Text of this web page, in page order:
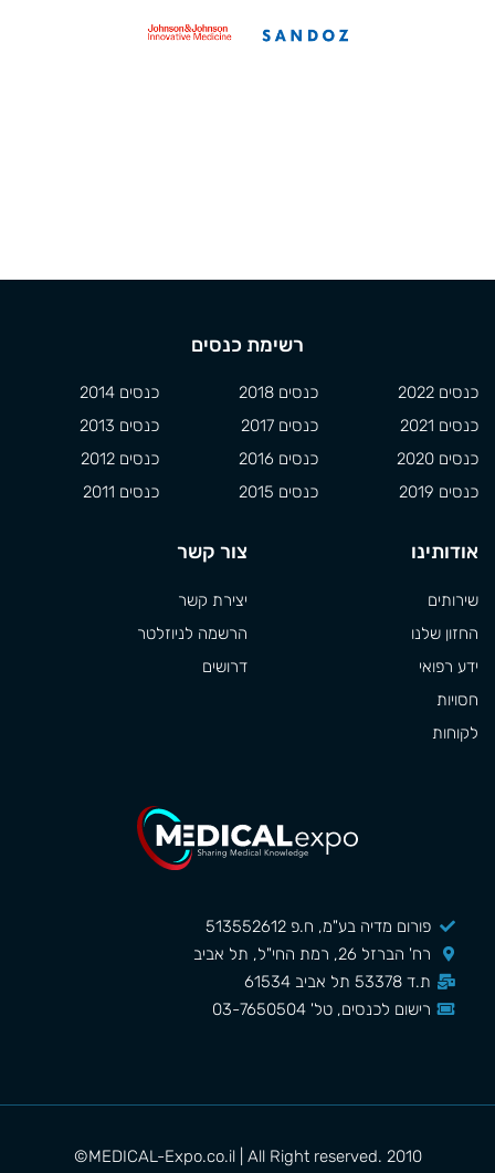
פורום מדיה בע"מ, ח.פ 513552612
רח' הברזל 26, רמת החי"ל, תל אביב
ת.ד 53378 תל אביב 61534
רישום לכנסים, טל' 03-7650504
רשימת כנסים
כנסים 2022
כנסים 2021
כנסים 2020
כנסים 2019
כנסים 2018
כנסים 2017
כנסים 2016
כנסים 2015
כנסים 2014
כנסים 2013
כנסים 2012
כנסים 2011
אודותינו
שירותים
החזון שלנו
ידע רפואי
חסויות
לקוחות
צור קשר
יצירת קשר
הרשמה לניוזלטר
דרושים
MEDICAL-Expo.co.il | All Right reserved. 2010©